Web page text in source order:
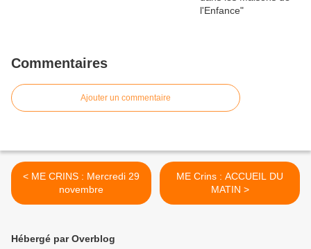
Commentaires
Ajouter un commentaire
< ME CRINS : Mercredi 29
novembre
ME Crins : ACCUEIL DU
MATIN >
Hébergé par Overblog